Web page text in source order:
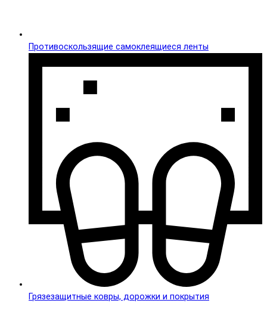
Противоскользящие самоклеящиеся ленты
Грязезащитные ковры, дорожки и покрытия